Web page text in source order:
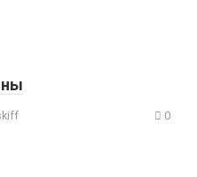
0